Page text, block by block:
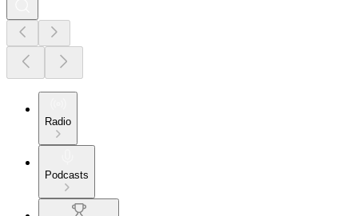
Radio
Podcasts